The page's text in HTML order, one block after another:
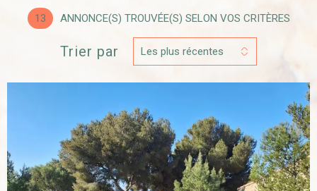
13 ANNONCE(S) TROUVÉE(S) SELON VOS CRITÈRES
Trier par Les plus récentes